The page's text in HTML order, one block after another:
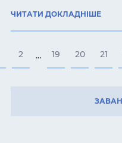
ЧИТАТИ ДОКЛАДНІШЕ
2 ... 19 20 21